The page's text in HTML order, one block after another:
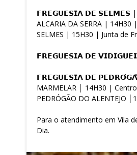
𝗙𝗥𝗘𝗚𝗨𝗘𝗦𝗜𝗔 𝗗𝗘 𝗦𝗘𝗟𝗠𝗘𝗦 |
ALCARIA DA SERRA | 14H30
SELMES | 15H30 | Junta de
𝗙𝗥𝗘𝗚𝗨𝗘𝗦𝗜𝗔 𝗗𝗘
𝗙𝗥𝗘𝗚𝗨𝗘𝗦𝗜𝗔 𝗗𝗘
MARMELAR │ 14H30 |
PEDRÓGÃO DO ALENTEJO
Para o atendimento em Vila
Dia.